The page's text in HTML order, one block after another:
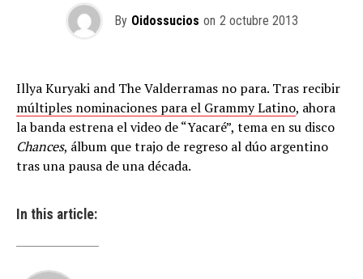
By Oidossucios on 2 octubre 2013
Illya Kuryaki and The Valderramas no para. Tras recibir
múltiples nominaciones para el Grammy Latino, ahora
la banda estrena el video de “Yacaré”, tema en su disco
Chances, álbum que trajo de regreso al dúo argentino
tras una pausa de una década.
In this article: